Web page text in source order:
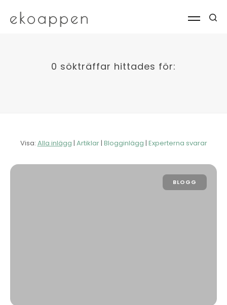
0 sökträffar hittades för:
Visa: Alla inlägg | Artiklar| Blogginlägg | Experterna svarar
BLOGG